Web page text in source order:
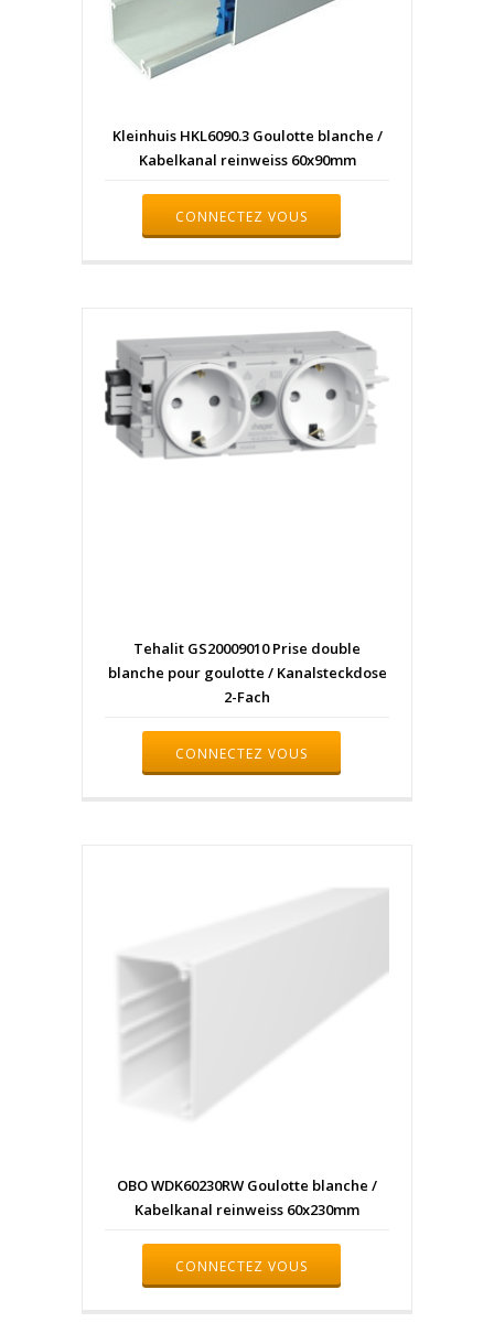
Kleinhuis HKL6090.3 Goulotte blanche /
Kabelkanal reinweiss 60x90mm
CONNECTEZ VOUS
Tehalit GS20009010 Prise double
blanche pour goulotte / Kanalsteckdose
2-Fach
CONNECTEZ VOUS
OBO WDK60230RW Goulotte blanche /
Kabelkanal reinweiss 60x230mm
CONNECTEZ VOUS